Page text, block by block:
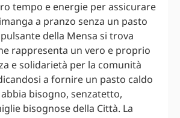
tempo e energie per assicurare
a pranzo senza un pasto
della Mensa si trova
rappresenta un vero e proprio
e solidarietà per la comunità
a fornire un pasto caldo
bisogno, senzatetto,
bisognose della Città. La